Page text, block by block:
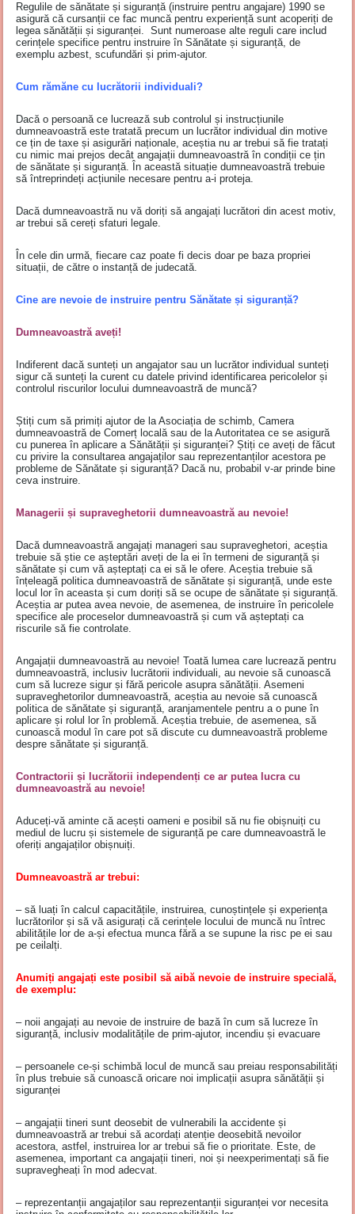
Regulile de sănătate și siguranță (instruire pentru angajare) 1990 se
asigură că cursanții ce fac muncă pentru experiență sunt acoperiți de
legea sănătății și siguranței. Sunt numeroase alte reguli care includ
cerințele specifice pentru instruire în Sănătate și siguranță, de
exemplu azbest, scufundări și prim-ajutor.
Cum rămăne cu lucrătorii individuali?
Dacă o persoană ce lucrează sub controlul și instrucțiunile
dumneavoastră este tratată precum un lucrător individual din motive
ce țin de taxe și asigurări naționale, aceștia nu ar trebui să fie tratați
cu nimic mai prejos decât angajații dumneavoastră în condiții ce țin
de sănătate și siguranță. În această situație dumneavoastră trebuie
să întreprindeți acțiunile necesare pentru a-i proteja.
Dacă dumneavoastră nu vă doriți să angajați lucrători din acest motiv,
ar trebui să cereți sfaturi legale.
În cele din urmă, fiecare caz poate fi decis doar pe baza propriei
situații, de către o instanță de judecată.
Cine are nevoie de instruire pentru Sănătate și siguranță?
Dumneavoastră aveți!
Indiferent dacă sunteți un angajator sau un lucrător individual sunteți
sigur că sunteți la curent cu datele privind identificarea pericolelor și
controlul riscurilor locului dumneavoastră de muncă?
Știți cum să primiți ajutor de la Asociația de schimb, Camera
dumneavoastră de Comerț locală sau de la Autoritatea ce se asigură
cu punerea în aplicare a Sănătății și siguranței? Știți ce aveți de făcut
cu privire la consultarea angajaților sau reprezentanților acestora pe
probleme de Sănătate și siguranță? Dacă nu, probabil v-ar prinde bine
ceva instruire.
Managerii și supraveghetorii dumneavoastră au nevoie!
Dacă dumneavoastră angajați manageri sau supraveghetori, aceștia
trebuie să știe ce așteptări aveți de la ei în termeni de siguranță și
sănătate și cum vă așteptați ca ei să le ofere. Aceștia trebuie să
înțeleagă politica dumneavoastră de sănătate și siguranță, unde este
locul lor în aceasta și cum doriți să se ocupe de sănătate și siguranță.
Aceștia ar putea avea nevoie, de asemenea, de instruire în pericolele
specifice ale proceselor dumneavoastră și cum vă așteptați ca
riscurile să fie controlate.
Angajații dumneavoastră au nevoie! Toată lumea care lucrează pentru
dumneavoastră, inclusiv lucrătorii individuali, au nevoie să cunoască
cum să lucreze sigur și fără pericole asupra sănătății. Asemeni
supraveghetorilor dumneavoastră, aceștia au nevoie să cunoască
politica de sănătate și siguranță, aranjamentele pentru a o pune în
aplicare și rolul lor în problemă. Aceștia trebuie, de asemenea, să
cunoască modul în care pot să discute cu dumneavoastră probleme
despre sănătate și siguranță.
Contractorii și lucrătorii independenți ce ar putea lucra cu
dumneavoastră au nevoie!
Aduceți-vă aminte că acești oameni e posibil să nu fie obișnuiți cu
mediul de lucru și sistemele de siguranță pe care dumneavoastră le
oferiți angajaților obișnuiți.
Dumneavoastră ar trebui:
– să luați în calcul capacitățile, instruirea, cunoștințele și experiența
lucrătorilor și să vă asigurați că cerințele locului de muncă nu întrec
abilitățile lor de a-și efectua munca fără a se supune la risc pe ei sau
pe ceilalți.
Anumiți angajați este posibil să aibă nevoie de instruire specială,
de exemplu:
– noii angajați au nevoie de instruire de bază în cum să lucreze în
siguranță, inclusiv modalitățile de prim-ajutor, incendiu și evacuare
– persoanele ce-și schimbă locul de muncă sau preiau responsabilități
în plus trebuie să cunoască oricare noi implicații asupra sănătății și
siguranței
– angajații tineri sunt deosebit de vulnerabili la accidente și
dumneavoastră ar trebui să acordați atenție deosebită nevoilor
acestora, astfel, instruirea lor ar trebui să fie o prioritate. Este, de
asemenea, important ca angajații tineri, noi și neexperimentați să fie
supravegheați în mod adecvat.
– reprezentanții angajaților sau reprezentanții siguranței vor necesita